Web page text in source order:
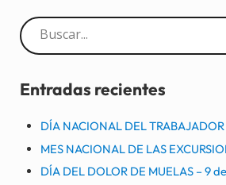
Sidebar
Entradas recientes
DÍA NACIONAL DEL TRABAJADOR
MES NACIONAL DE LAS
DÍA DEL DOLOR DE MUELAS – 9